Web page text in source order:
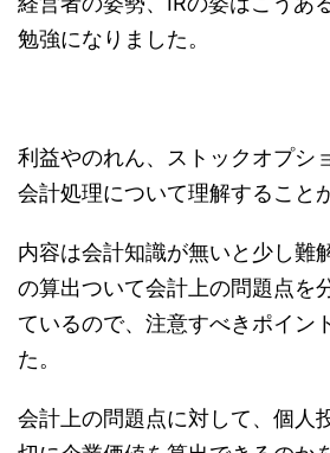
勉強になりました。
利益やのれん、ストックオプシ
会計処理について理解すること
内容は会計知識が無いと少し難
の算出ついて会計上の問題点を
ているので、注意すべきポイン
た。
会計上の問題点に対して、個人